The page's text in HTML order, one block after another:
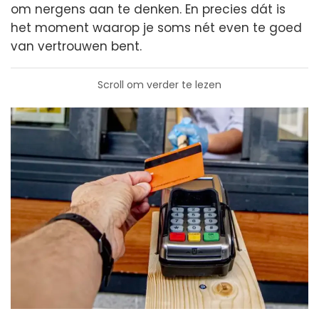
om nergens aan te denken. En precies dát is
het moment waarop je soms nét even te goed
van vertrouwen bent.
Scroll om verder te lezen